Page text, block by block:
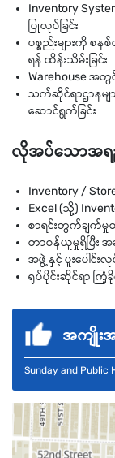
Inventory
ပြုလုပ်ခြင်း
ပစ္စည်းများကို စန
ရန် ထိန်းသိမ်းခြင်း
Warehouse အတွ
သက်ဆိုင်ရာဌာနများ
ဆောင်ရွက်ခြင်း
လိုအပ်သောအရ
Inventory /
Excel (သို့)
စာရင်းတွက်ချက်
တာဝန်ယူမှုရှိပြီး
အဖွဲ့နှင့် ပူးပေါင်
ရုပ်ပိုင်းဆိုင်ရာ ကြံ့
အကျိုး
Sunday and Public